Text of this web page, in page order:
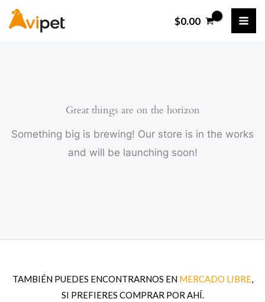
$0.00
Great things are on the horizon
Something big is brewing! Our store is in the works
and will be launching soon!
TAMBIÉN PUEDES ENCONTRARNOS EN MERCADO LIBRE,
SI PREFIERES COMPRAR POR AHÍ.